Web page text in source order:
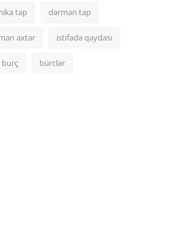
tap dərman tap
axtar istifadə qaydası
burç bürclər